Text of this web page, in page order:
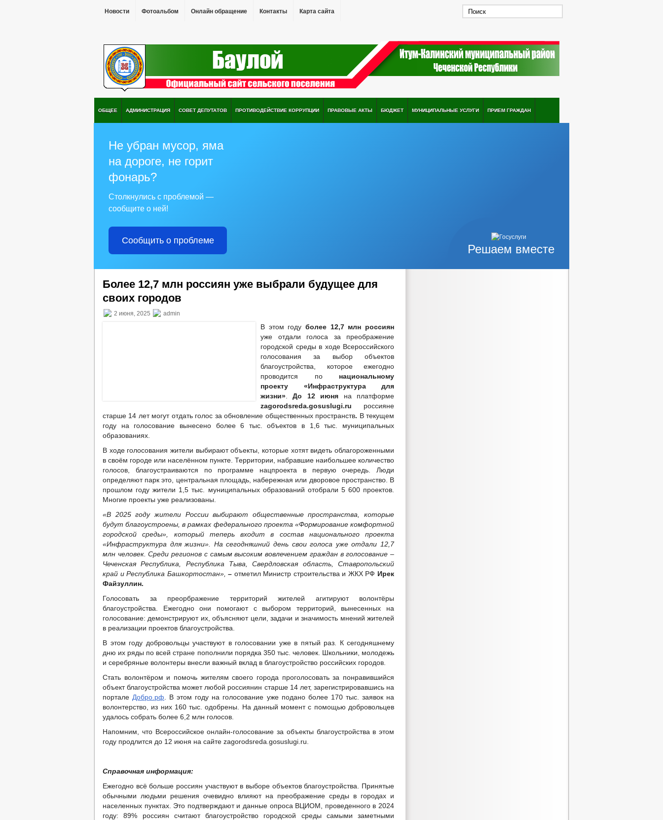
Новости Фотоальбом Онлайн обращение Контакты Карта сайта
ОБЩЕЕ АДМИНИСТРАЦИЯ СОВЕТ ДЕПУТАТОВ ПРОТИВОДЕЙСТВИЕ КОРРУПЦИИ ПРАВОВЫЕ АКТЫ БЮДЖЕТ МУНИЦИПАЛЬНЫЕ УСЛУГИ ПРИЕМ ГРАЖДАН
Решаем вместе
Не убран мусор, яма
на дороге, не горит
фонарь?
Столкнулись с проблемой —
сообщите о ней!
Сообщить о проблеме
Более 12,7 млн россиян уже выбрали будущее для
своих городов
2 июня, 2025 admin
В этом году более 12,7 млн россиян
уже отдали голоса за преображение
городской среды в ходе Всероссийского
голосования за выбор объектов
благоустройства, которое ежегодно
проводится по национальному
проекту «Инфраструктура для
жизни» .До 12 июня на платформе
zagorodsreda.gosuslugi.ru россияне
старше 14 лет могут отдать голос за обновление общественных пространств. В текущем
году на голосование вынесено более 6 тыс. объектов в 1,6 тыс. муниципальных
образованиях.
В ходе голосования жители выбирают объекты, которые хотят видеть облагороженными
в своём городе или населённом пункте. Территории, набравшие наибольшее количество
голосов, благоустраиваются по программе нацпроекта в первую очередь. Люди
определяют парк это, центральная площадь, набережная или дворовое пространство. В
прошлом году жители 1,5 тыс. муниципальных образований отобрали 5 600 проектов.
Многие проекты уже реализованы.
«В 2025 году жители России выбирают общественные пространства, которые
будут благоустроены, в рамках федерального проекта «Формирование комфортной
городской среды», который теперь входит в состав национального проекта
«Инфраструктура для жизни». На сегодняшний день свои голоса уже отдали 12,7
млн человек. Среди регионов с самым высоким вовлечением граждан в голосование –
Чеченская Республика, Республика Тыва, Свердловская область, Ставропольский
край и Республика Башкортостан»,– отметил Министр строительства и ЖКХ РФ Ирек
Файзуллин.
Голосовать за преорбражение территорий жителей агитируют волонтёры
благоустройства. Ежегодно они помогают с выбором территорий, вынесенных на
голосование: демонстрируют их, объясняют цели, задачи и значимость мнений жителей
в реализации проектов благоустройства.
В этом году добровольцы участвуют в голосовании уже в пятый раз. К сегодняшнему
дню их ряды по всей стране пополнили порядка 350 тыс. человек. Школьники, молодежь
и серебряные волонтеры внесли важный вклад в благоустройство российских городов.
Стать волонтёром и помочь жителям своего города проголосовать за понравившийся
объект благоустройства может любой россиянин старше 14 лет, зарегистрировавшись на
портале Добро.рф . В этом году на голосование уже подано более 170 тыс. заявок на
волонтерство, из них 160 тыс. одобрены. На данный момент с помощью добровольцев
удалось собрать более 6,2 млн голосов.
Напомним, что Всероссийское онлайн-голосование за объекты благоустройства в этом
году продлится до 12 июня на сайте zagorodsreda.gosuslugi.ru.
Справочная информация:
Ежегодно всё больше россиян участвуют в выборе объектов благоустройства. Принятые
обычными людьми решения очевидно влияют на преображение среды в городах и
населенных пунктах. Это подтверждают и данные опроса ВЦИОМ, проведенного в 2024
году: 89% россиян считают благоустройство городской среды самыми заметными